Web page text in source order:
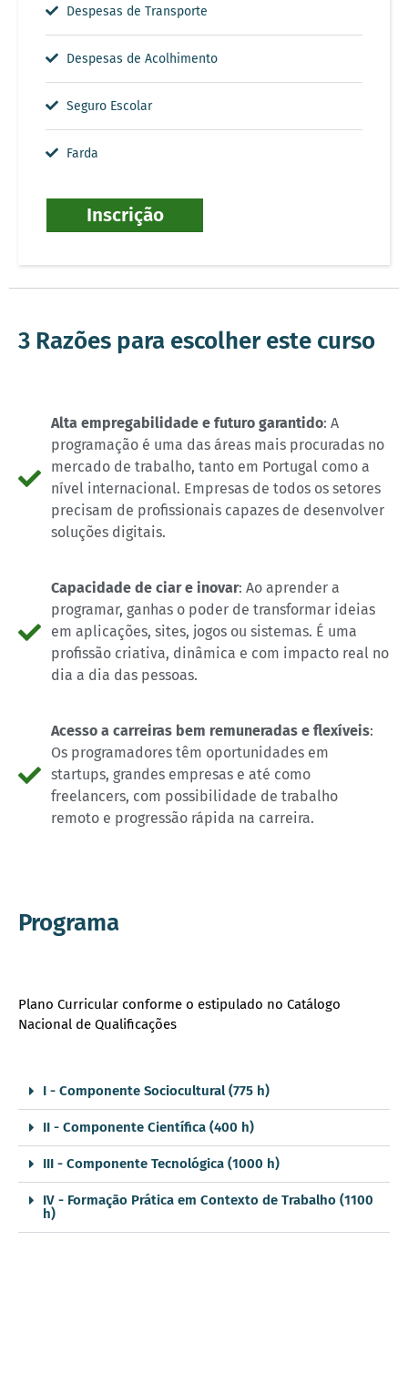
Despesas de Transporte
Despesas de Acolhimento
Seguro Escolar
Farda
Inscrição
3 Razões para escolher este curso
Alta empregabilidade e futuro garantido: A
programação é uma das áreas mais procuradas no
mercado de trabalho, tanto em Portugal como a
nível internacional. Empresas de todos os setores
precisam de profissionais capazes de desenvolver
soluções digitais.
Capacidade de ciar e inovar: Ao aprender a
programar, ganhas o poder de transformar ideias
em aplicações, sites, jogos ou sistemas. É uma
profissão criativa, dinâmica e com impacto real no
dia a dia das pessoas.
Acesso a carreiras bem remuneradas e flexíveis:
Os programadores têm oportunidades em
startups, grandes empresas e até como
freelancers, com possibilidade de trabalho
remoto e progressão rápida na carreira.
Programa
Plano Curricular conforme o estipulado no Catálogo
Nacional de Qualificações
I - Componente Sociocultural (775 h)
II - Componente Científica (400 h)
III - Componente Tecnológica (1000 h)
IV - Formação Prática em Contexto de Trabalho (1100
h)